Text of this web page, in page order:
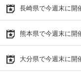
長崎県で今週末に開
熊本県で今週末に開
大分県で今週末に開